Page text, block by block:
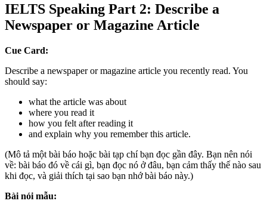
IELTS Speaking Part 2: Describe a
Newspaper or Magazine Article
Cue Card:
Describe a newspaper or magazine article you recently read. You
should say:
what the article was about
where you read it
how you felt after reading it
and explain why you remember this article.
(Mô tả một bài báo hoặc bài tạp chí bạn đọc gần đây. Bạn nên nói
về: bài báo đó về cái gì, bạn đọc nó ở đâu, bạn cảm thấy thế nào sau
khi đọc, và giải thích tại sao bạn nhớ bài báo này.)
Bài nói mẫu: